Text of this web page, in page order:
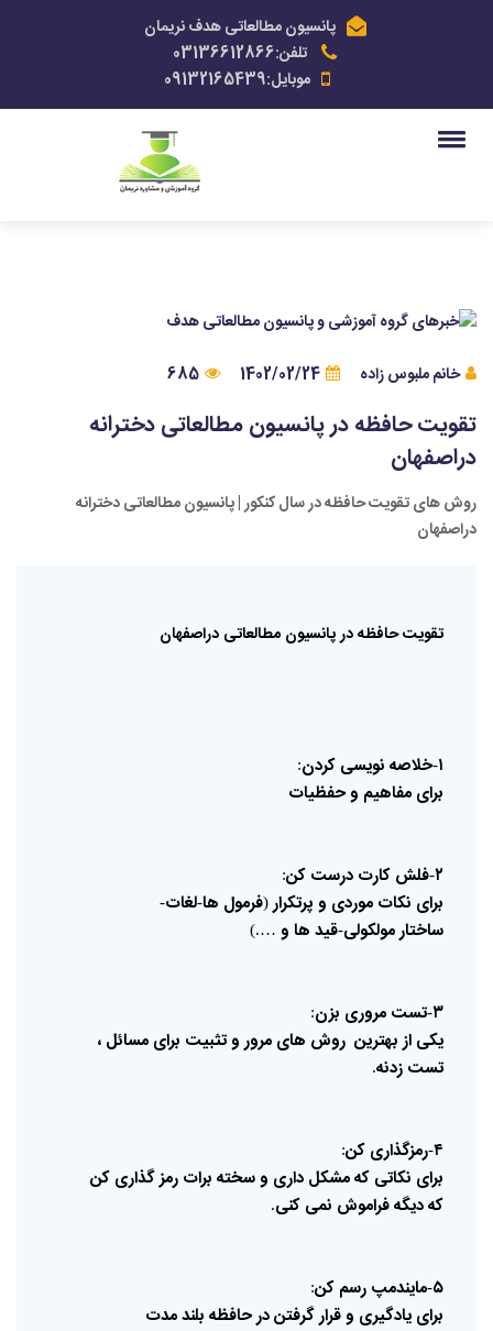
پانسیون مطالعاتی هدف نریمان
تلفن:03136612866
موبایل:09132165439
خانم ملبوس زاده 1402/02/24
685
تقویت حافظه در پانسیون مطالعاتی دخترانه
دراصفهان
روش های تقویت حافظه در سال کنکور | پانسیون مطالعاتی دخترانه
دراصفهان
تقویتحافظهدرپانسیون مطالعاتی دراصفهان
۱-خلاصه نویسی کردن:
برای مفاهیم وحفظیات
۲-فلش کارت درست کن:
برای نکات موردی و پرتکرار (فرمول ها-لغات-
ساختارمولکولی-قید ها و ….)
۳-تست مروری بزن:
یکی از بهترین روش های مرور وتثبیت برای مسائل ،
تست زدنه.
۴-رمزگذاری کن:
برای نکاتی کهمشکل داری وسخته برات رمزگذاری کن
کهدیگهفراموش نمی کنی.
۵-مایندمپ رسم کن:
برای یادگیری وقرارگرفتندرحافظه بلندمدت